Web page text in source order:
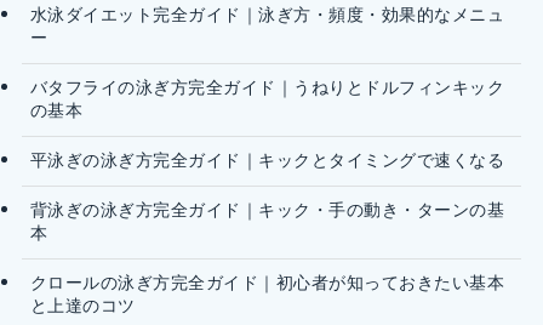
水泳ダイエット完全ガイド｜泳ぎ方・頻度・効果的なメニュ
ー
バタフライの泳ぎ方完全ガイド｜うねりとドルフィンキック
の基本
平泳ぎの泳ぎ方完全ガイド｜キックとタイミングで速くなる
背泳ぎの泳ぎ方完全ガイド｜キック・手の動き・ターンの基
本
クロールの泳ぎ方完全ガイド｜初心者が知っておきたい基本
と上達のコツ